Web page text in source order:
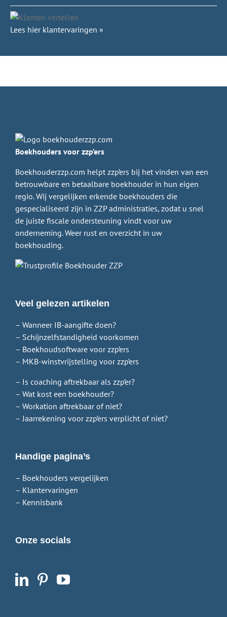
Lees hier klantervaringen »
Boekhouders voor zzp’ers
Boekhouderzzp.com helpt zzp’ers bij het vinden van een
betrouwbare en betaalbare boekhouder in hun eigen
regio. Wij vergelijken erkende boekhouders die
gespecialiseerd zijn in ZZP administraties, zodat u snel
de juiste fiscale ondersteuning vindt voor uw
onderneming. Weer rust en overzicht in uw
boekhouding.
Veel gelezen artikelen
– Wanneer IB-aangifte doen?
– Schijnzelfstandigheid voorkomen
– Boekhoudsoftware voor zzp’ers
– MKB-winstvrijstelling voor zzp’ers
– Is coaching aftrekbaar als zzp’er?
– Wat kost een boekhouder?
– Workation aftrekbaar of niet?
– Jaarrekening voor zzp’ers verplicht of niet?
Handige pagina’s
– Boekhouders vergelijken
– Klantervaringen
– Kennisbank
Onze socials